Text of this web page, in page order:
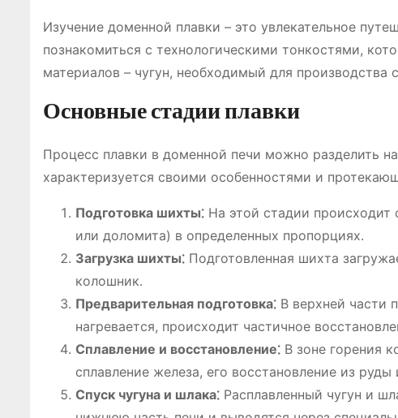
Изучение доменной плавки – это увлекательное
познакомиться с технологическими тонкостями,
материалов – чугун, необходимый для производства
Основные стадии плавки
Процесс плавки в доменной печи можно разделить
характеризуется своими особенностями и
Подготовка шихты⁚ На этой стадии
или доломита) в определенных пропорциях․
Загрузка шихты⁚ Подготовленная шихта
колошник․
Предварительная подготовка⁚ В верхней части
нагревается, происходит частичное
Сплавление и восстановление⁚ В зоне горения
сплавление железа, его восстановление из руды
Спуск чугуна и шлака⁚ Расплавленный чугун и